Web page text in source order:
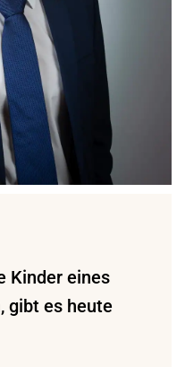
Kinder eines
gibt es heute